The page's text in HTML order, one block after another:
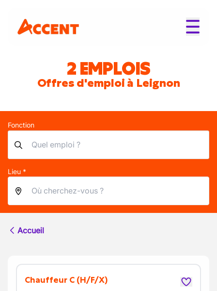
2 EMPLOIS
Offres d'emploi à Leignon
Fonction
Lieu *
Accueil
Chauffeur C (H/F/X)